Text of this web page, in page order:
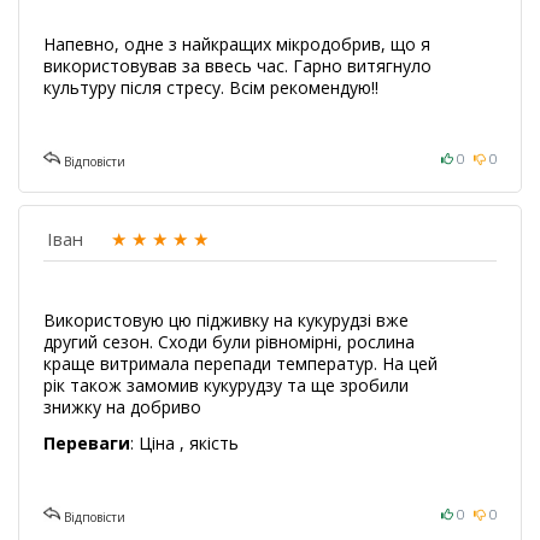
відмінне прилипання до поверхонь і
швидке проникнення в клітини
рослин.
Биофилд
мікроелементів без сторонніх
фітотоксичного впливу на рослину і
Позакоренева обробка кукурудзи
мікродобривамиКукурудза Биофилд
забезпечить її збалансоване
харчування, зменшить наслідки стресу
після обробки ззр, підвищить
поліпшить її якісні характеристики.
Напевно, одне з найкращих мікродобрив, що я
використовував за ввесь час. Гарно витягнуло
культуру після стресу. Всім рекомендую!!
Відповісти 0 0
Іван ★ ★ ★ ★ ★
Використовую цю підживку на кукурудзі вже
другий сезон. Сходи були рівномірні, рослина
краще витримала перепади температур. На цей
рік також замомив кукурудзу та ще зробили
знижку на добриво
Переваги: Ціна , якість
Відповісти 0 0